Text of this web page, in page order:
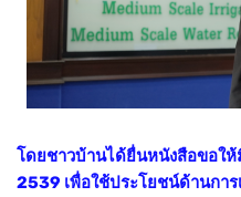
โดยชาวบ้านได้ยื่นหนังสือขอให้
2539 เพื่อใช้ประโยชน์ด้านกา